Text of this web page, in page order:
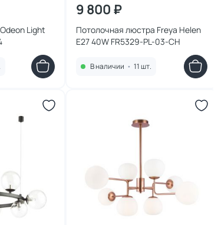
Light
9 800 ₽
Потолочная люстра Freya Helen
E27 40W FR5329-PL-03-CH
В наличии • 11 шт.